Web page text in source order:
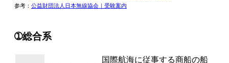
参考： 公益財団法人日本無線協会｜受験案内
➀総合系
国際航海に従事する商船の船